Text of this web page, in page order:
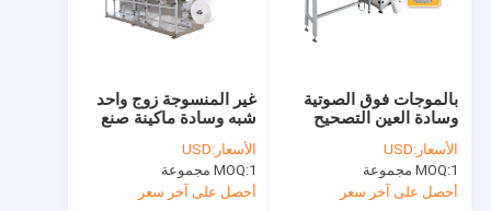
غير المنسوجة زوج واحد
شبه وسادة ماكينة صنع
المواد يمكن التخلص منها
الأسعار:USD
MOQ:1 مجموعة
أحصل على آخر سعر
بالموجات فوق الصوتية
وسادة العين التصحيح
المنتجات التي يمكن
التخلص منها ماكينة ماكينة
لحام الحزام الأوتوماتيكي
الأسعار:USD
MOQ:1 مجموعة
أحصل على آخر سعر